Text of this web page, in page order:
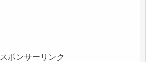
スポンサーリンク